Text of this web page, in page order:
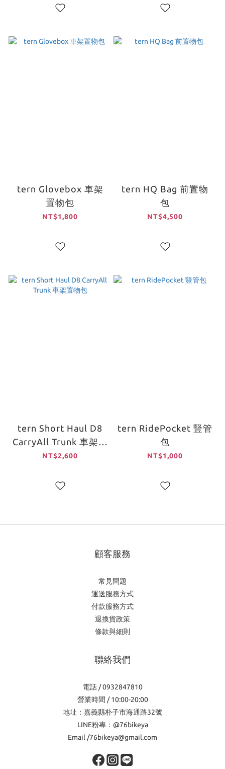
tern Glovebox 車架
置物包
NT$1,800
tern HQ Bag 前置物
包
NT$4,500
tern Short Haul D8
CarryAll Trunk 車架置
物包
NT$2,600
tern RidePocket 豎管
包
NT$1,000
顧客服務
常見問題
運送服務方式
付款服務方式
退換貨政策
條款與細則
聯絡我們
電話 / 0932847810
營業時間 / 10:00-20:00
地址：嘉義縣朴子市海通路32號
LINE粉專：@76bikeya
Email /76bikeya@gmail.com